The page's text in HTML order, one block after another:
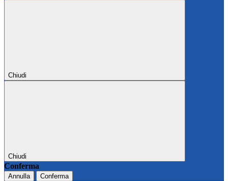
Chiudi
Chiudi
Conferma
Annulla Conferma